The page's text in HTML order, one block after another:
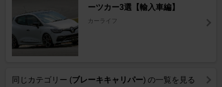
ーツカー3選【輸入車編】
カーライフ
同じカテゴリー (ブレーキキャリパー) の一覧を見る